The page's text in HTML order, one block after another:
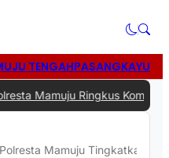
TENGAHPASANGKAYU
Ringkus Komplotan Spesialis
Mamuju Tingkatkan